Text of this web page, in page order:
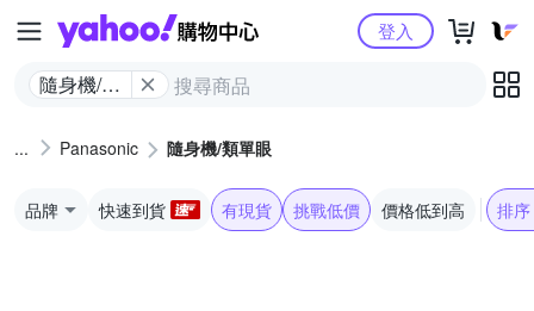
Yahoo購物中心
隨身機/類
登入
Panasonic 隨身機/類單眼
品牌 快速到貨 有現貨 挑戰低價 價格低到高 排序